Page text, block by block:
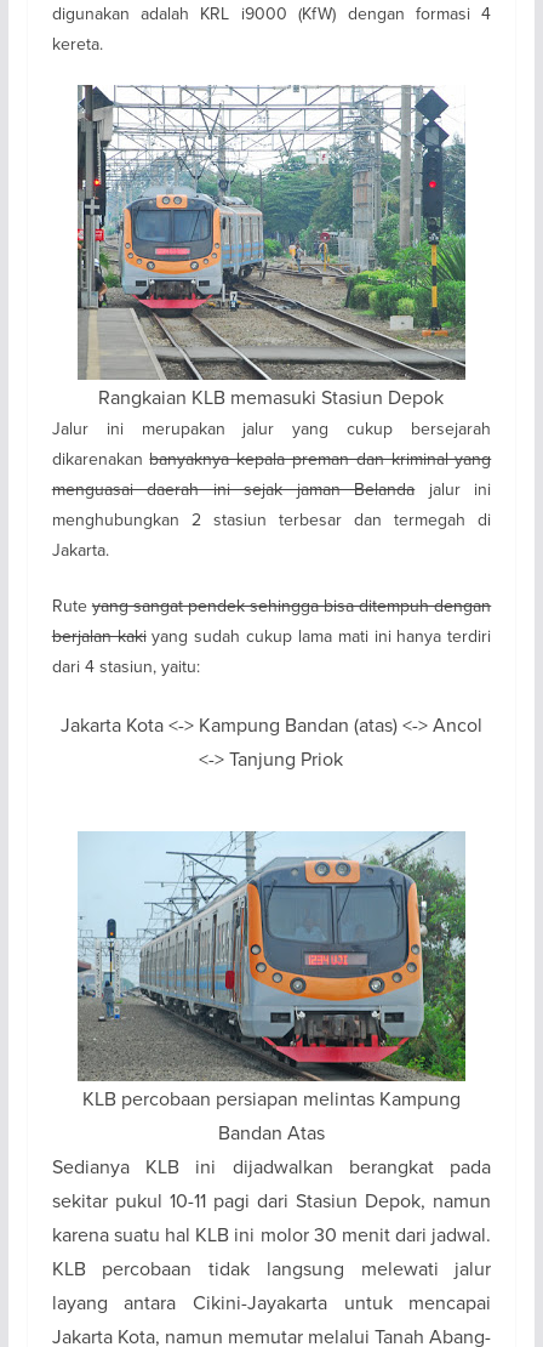
digunakan adalah KRL i9000 (KfW) dengan formasi 4
kereta.
Rangkaian KLB memasuki Stasiun Depok
Jalur ini merupakan jalur yang cukup bersejarah
dikarenakanbanyaknya kepala preman dan kriminal yang
menguasai daerah ini sejak jaman Belandajalur ini
menghubungkan 2 stasiun terbesar dan termegah di
Jakarta.
Ruteyang sangat pendek sehingga bisa ditempuh dengan
berjalan kakiyang sudah cukup lama mati ini hanya terdiri
dari 4 stasiun, yaitu:
Jakarta Kota <-> Kampung Bandan (atas) <-> Ancol
<-> Tanjung Priok
KLB percobaan persiapan melintas Kampung
Bandan Atas
Sedianya KLB ini dijadwalkan berangkat pada
sekitar pukul 10-11 pagi dari Stasiun Depok, namun
karena suatu hal KLB ini molor 30 menit dari jadwal.
KLB percobaan tidak langsung melewati jalur
layang antara Cikini-Jayakarta untuk mencapai
Jakarta Kota, namun memutar melalui Tanah Abang-